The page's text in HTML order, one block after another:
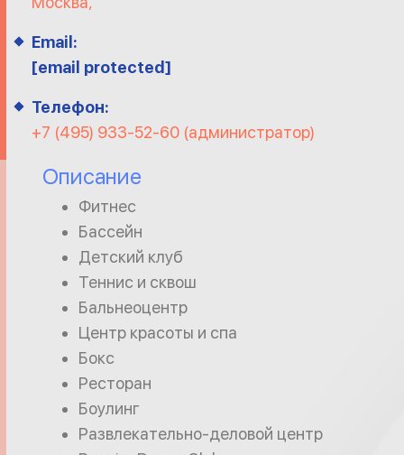
Email:
[email protected]
Телефон:
+7 (495) 933-52-60 (администратор)
Описание
Фитнес
Бассейн
Детский клуб
Теннис и сквош
Бальнеоцентр
Центр красоты и спа
Бокс
Ресторан
Боулинг
Развлекательно-деловой центр